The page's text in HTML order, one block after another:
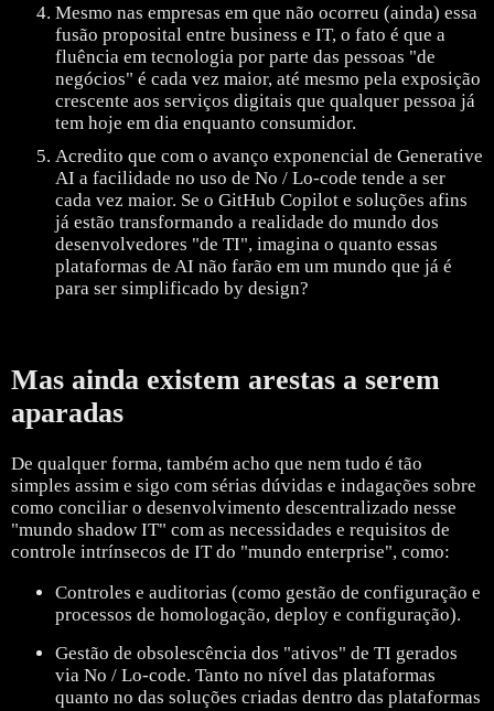
Mesmo nas empresas em que não ocorreu (ainda) essa
fusão proposital entre business e IT, o fato é que a
fluência em tecnologia por parte das pessoas "de
negócios" é cada vez maior, até mesmo pela exposição
crescente aos serviços digitais que qualquer pessoa já
tem hoje em dia enquanto consumidor.
Acredito que com o avanço exponencial de Generative
AI a facilidade no uso de No / Lo-code tende a ser
cada vez maior. Se o GitHub Copilot e soluções afins
já estão transformando a realidade do mundo dos
desenvolvedores "de TI", imagina o quanto essas
plataformas de AI não farão em um mundo que já é
para ser simplificado by design?
Mas ainda existem arestas a serem
aparadas
De qualquer forma, também acho que nem tudo é tão
simples assim e sigo com sérias dúvidas e indagações sobre
como conciliar o desenvolvimento descentralizado nesse
"mundo shadow IT" com as necessidades e requisitos de
controle intrínsecos de IT do "mundo enterprise", como:
Controles e auditorias (como gestão de configuração e
processos de homologação, deploy e configuração).
Gestão de obsolescência dos "ativos" de TI gerados
via No / Lo-code. Tanto no nível das plataformas
quanto no das soluções criadas dentro das plataformas